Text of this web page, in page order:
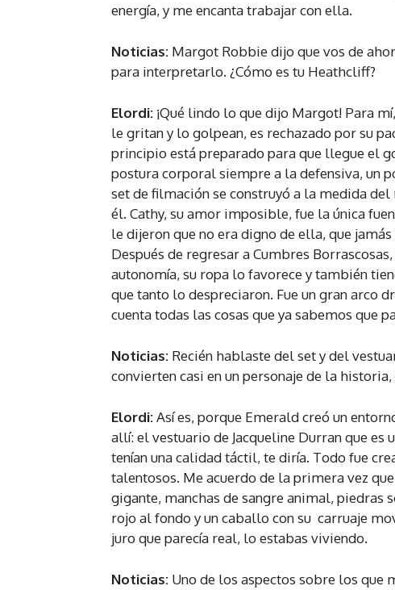
energía, y me encanta trabajar con ella.
Noticias: Margot Robbie dijo que vos de
para interpretarlo. ¿Cómo es tu Heathcliff?
Elordi: ¡Qué lindo lo que dijo Margot! Para
le gritan y lo golpean, es rechazado por su
principio está preparado para que llegue el
postura corporal siempre a la defensiva, un
set de filmación se construyó a la medida
él. Cathy, su amor imposible, fue la única
le dijeron que no era digno de ella, que
Después de regresar a Cumbres
autonomía, su ropa lo favorece y también
que tanto lo despreciaron. Fue un gran arco
cuenta todas las cosas que ya sabemos que
Noticias: Recién hablaste del set y del
convierten casi en un personaje de la historia,
Elordi:Así es, porque Emerald creó un
allí: el vestuario de Jacqueline Durran que es
tenían una calidad táctil, te diría. Todo fue
talentosos. Me acuerdo de la primera vez
gigante, manchas de sangre animal,
rojo al fondo y un caballo con su carruaje
juro que parecía real, lo estabas viviendo.
Noticias: Uno de los aspectos sobre los que